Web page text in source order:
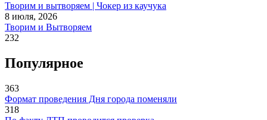
Творим и вытворяем | Чокер из каучука
8 июля, 2026
Творим и Вытворяем
232
Популярное
363
Формат проведения Дня города поменяли
318